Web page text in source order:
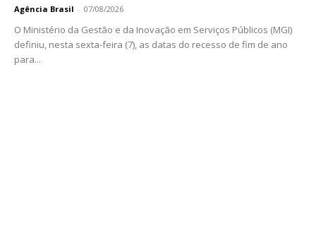
Agência Brasil - 07/08/2026
O Ministério da Gestão e da Inovação em Serviços Públicos (MGI)
definiu, nesta sexta-feira (7), as datas do recesso de fim de ano
para...